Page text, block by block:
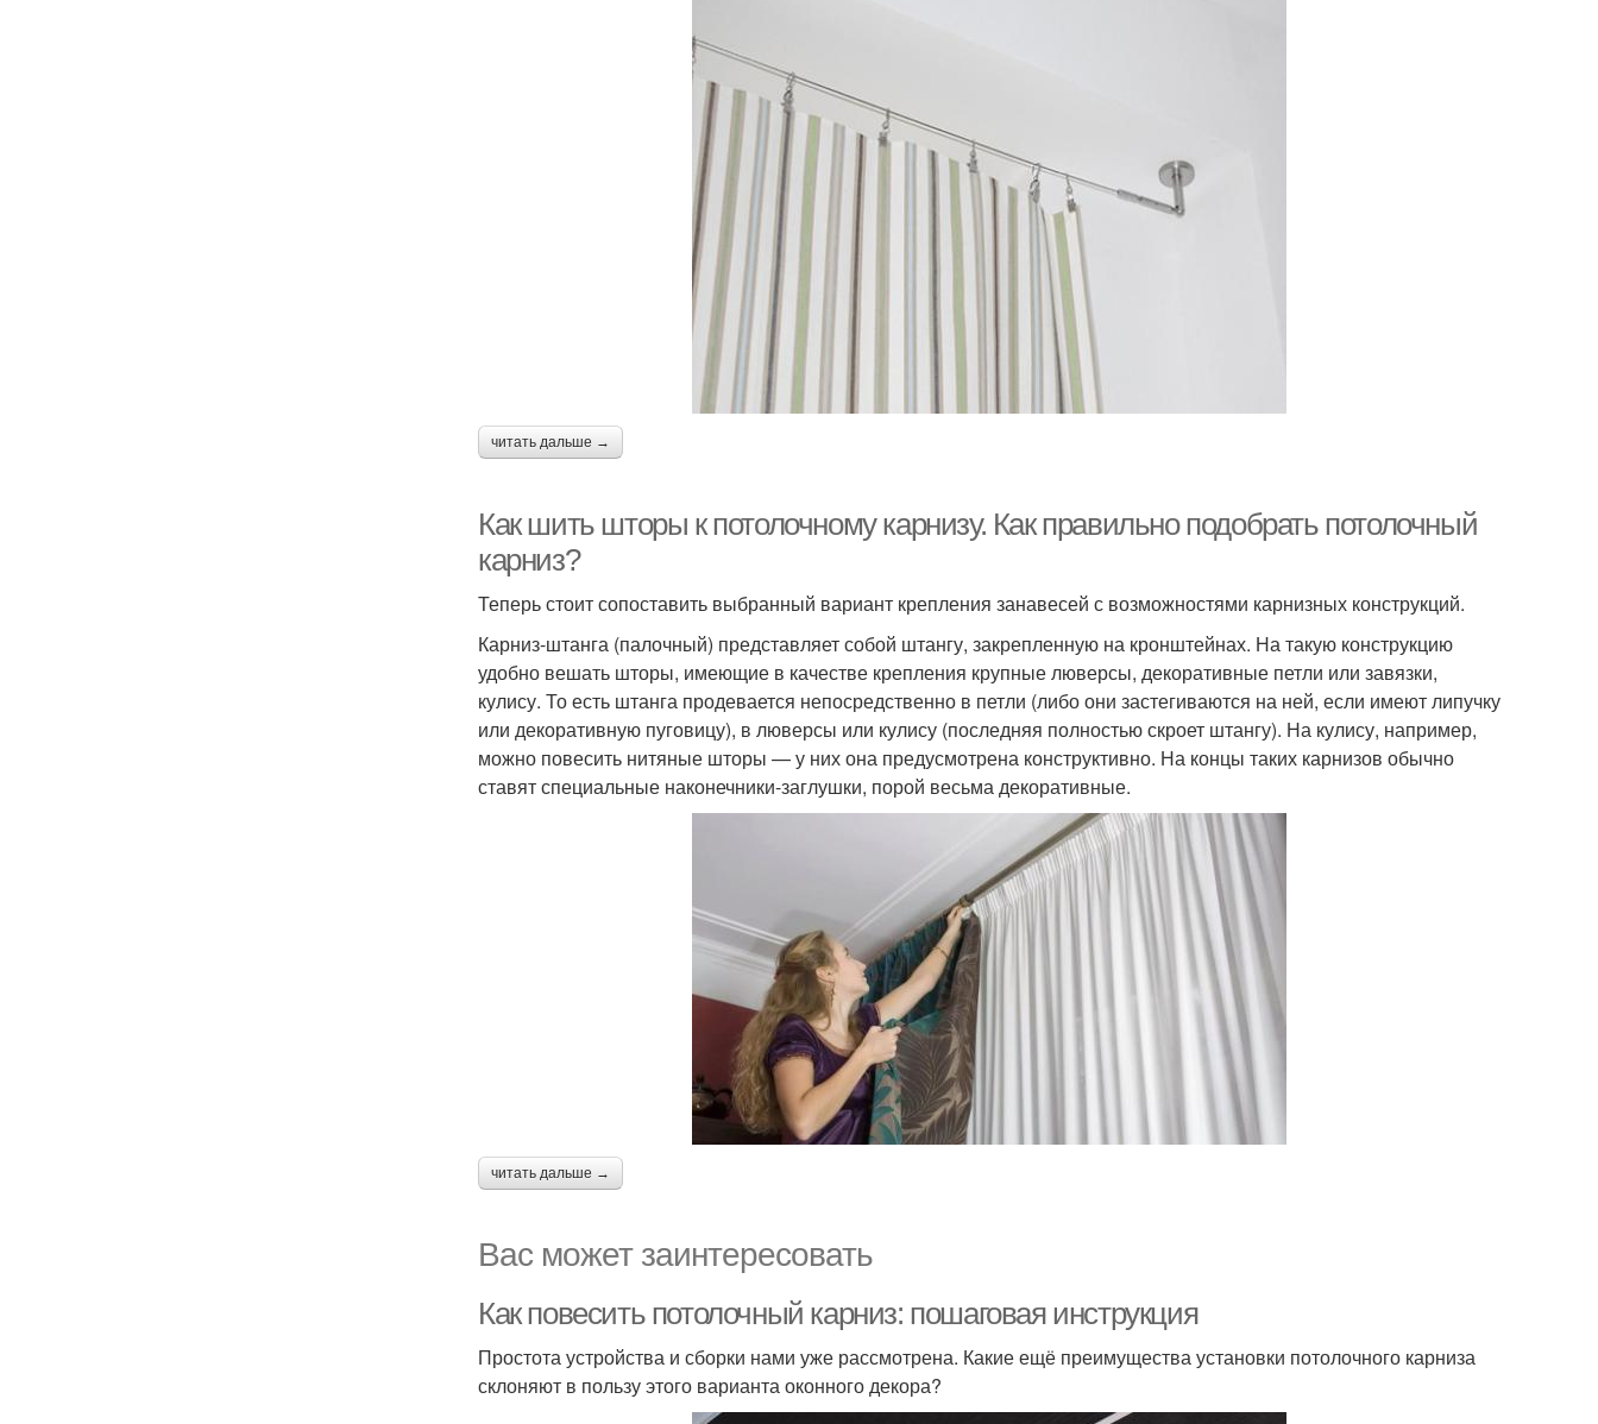
читать дальше →
Как шить шторы к потолочному карнизу. Как правильно подобрать потолочный
карниз?
Теперь стоит сопоставить выбранный вариант крепления занавесей с возможностями карнизных конструкций.
Карниз-штанга (палочный) представляет собой штангу, закрепленную на кронштейнах. На такую конструкцию
удобно вешать шторы, имеющие в качестве крепления крупные люверсы, декоративные петли или завязки,
кулису. То есть штанга продевается непосредственно в петли (либо они застегиваются на ней, если имеют липучку
или декоративную пуговицу), в люверсы или кулису (последняя полностью скроет штангу). На кулису, например,
можно повесить нитяные шторы — у них она предусмотрена конструктивно. На концы таких карнизов обычно
ставят специальные наконечники-заглушки, порой весьма декоративные.
читать дальше →
Вас может заинтересовать
Как повесить потолочный карниз: пошаговая инструкция
Простота устройства и сборки нами уже рассмотрена. Какие ещё преимущества установки потолочного карниза
склоняют в пользу этого варианта оконного декора?